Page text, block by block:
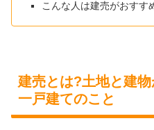
こんな人は建売がおすす
建売とは?土地と建
一戸建てのこと